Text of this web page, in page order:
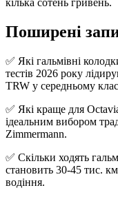
кілька сотень гривень.
Поширені
✅ Які гальмівні
тестів 2026 року
TRW у середньому
✅ Які краще для
ідеальним вибором
Zimmermann.
✅ Скільки ходять
становить 30-45 тис.
водіння.